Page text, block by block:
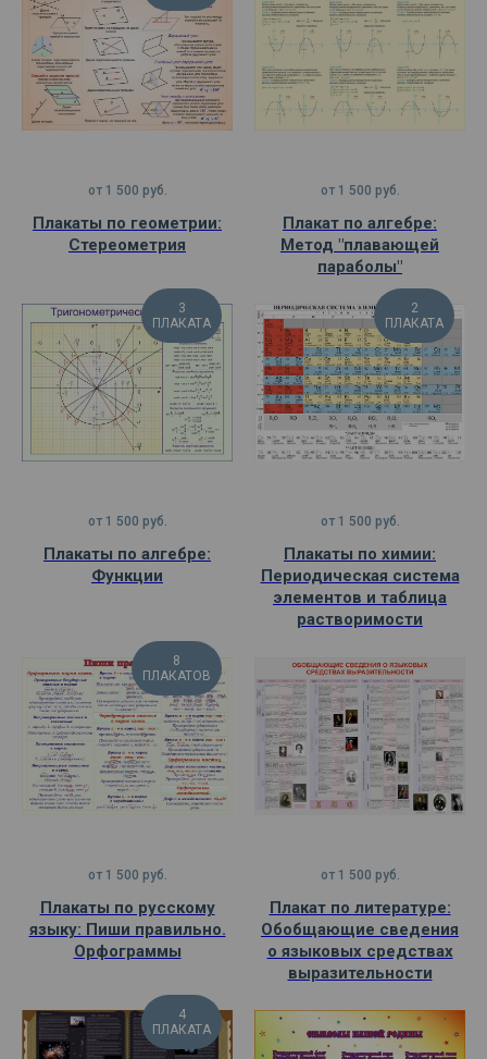
от 1 500 руб.
Плакаты по геометрии:
Стереометрия
от 1 500 руб.
Плакат по алгебре:
Метод "плавающей
параболы"
3
ПЛАКАТА
от 1 500 руб.
Плакаты по алгебре:
Функции
2
ПЛАКАТА
от 1 500 руб.
Плакаты по химии:
Периодическая система
элементов и таблица
растворимости
8
ПЛАКАТОВ
от 1 500 руб.
Плакаты по русскому
языку: Пиши правильно.
Орфограммы
от 1 500 руб.
Плакат по литературе:
Обобщающие сведения
о языковых средствах
выразительности
4
ПЛАКАТА